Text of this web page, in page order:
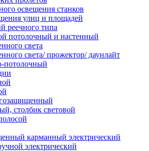
освещения станков
улиц и площадей
реечного типа
потолочный и настенный
света
света/ прожектор/ даунлайт
потолочный
столбик световой
карманный электрический
электрический